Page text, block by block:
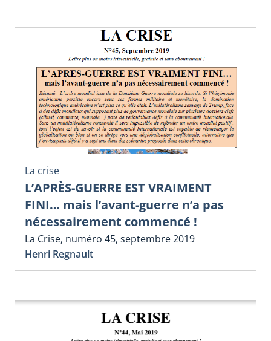
La crise
L’APRÈS-GUERRE EST VRAIMENT
FINI… mais l’avant-guerre n’a pas
nécessairement commencé !
La Crise, numéro 45, septembre 2019
Henri Regnault